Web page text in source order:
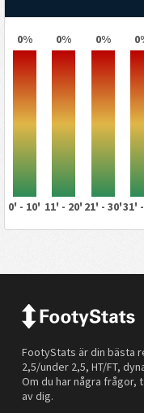
0% 0% 0%
0' - 10' 11' - 20' 21' - 30'31'
FootyStats är din bästa
2,5/under 2,5, HT/FT,
Om du har några
av dig.